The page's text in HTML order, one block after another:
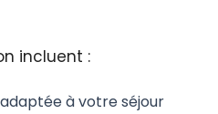
incluent :
à votre séjour